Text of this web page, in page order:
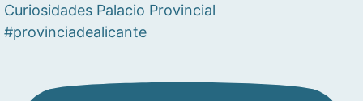
Curiosidades Palacio Provincial
#provinciadealicante